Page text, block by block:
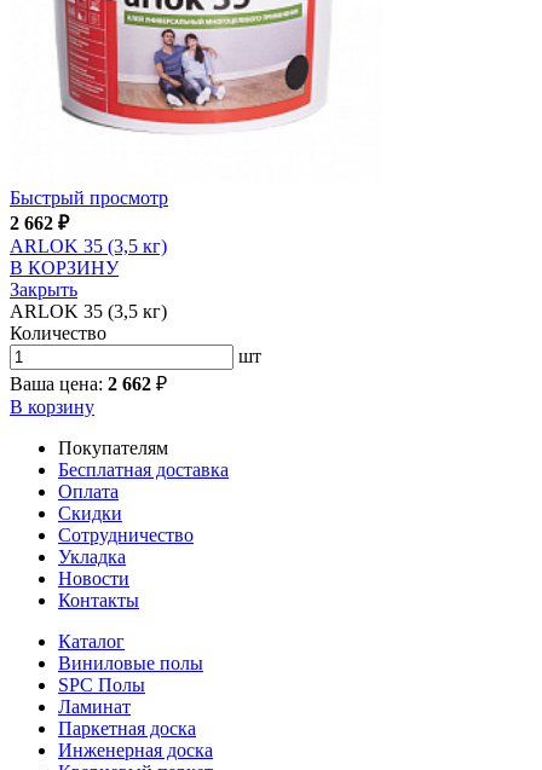
Быстрый просмотр
2 662 ₽
ARLOK 35 (3,5 кг)
В КОРЗИНУ
Закрыть
ARLOK 35 (3,5 кг)
Количество
шт
Ваша цена: 2 662 ₽
В корзину
Покупателям
Бесплатная доставка
Оплата
Скидки
Сотрудничество
Укладка
Новости
Контакты
Каталог
Виниловые полы
SPC Полы
Ламинат
Паркетная доска
Инженерная доска